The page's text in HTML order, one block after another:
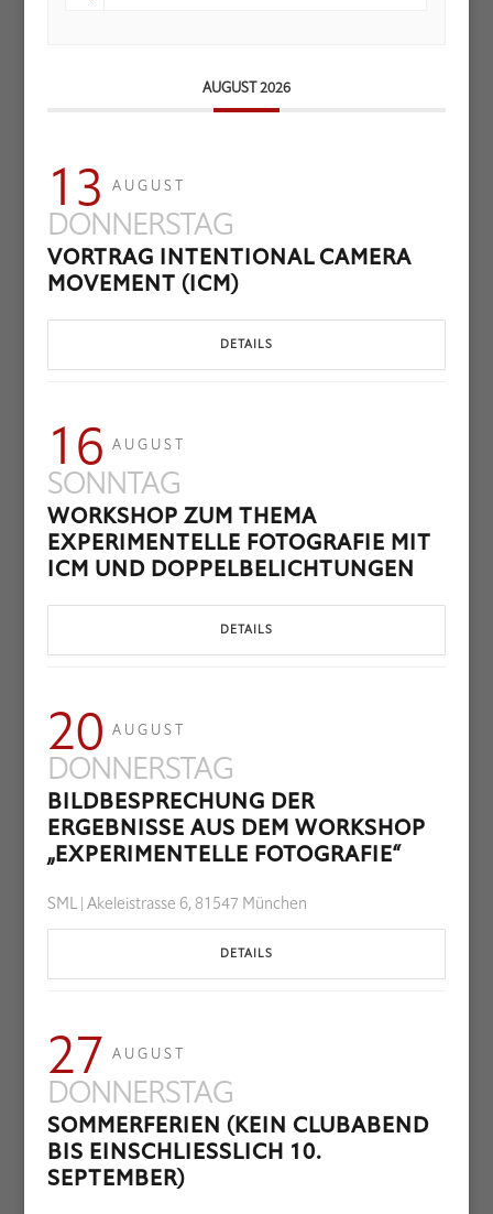
AUGUST 2026
13 AUGUST
DONNERSTAG
VORTRAG INTENTIONAL CAMERA
MOVEMENT (ICM)
DETAILS
16 AUGUST
SONNTAG
WORKSHOP ZUM THEMA
EXPERIMENTELLE FOTOGRAFIE MIT
ICM UND DOPPELBELICHTUNGEN
DETAILS
20 AUGUST
DONNERSTAG
BILDBESPRECHUNG DER
ERGEBNISSE AUS DEM WORKSHOP
„EXPERIMENTELLE FOTOGRAFIE“
SML | Akeleistrasse 6, 81547 München
DETAILS
27 AUGUST
DONNERSTAG
SOMMERFERIEN (KEIN CLUBABEND
BIS EINSCHLIESSLICH 10. S
EPTEMBER)